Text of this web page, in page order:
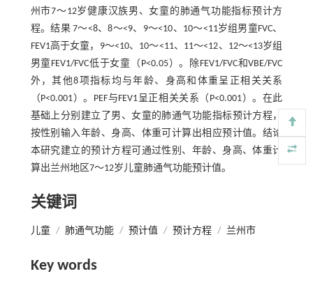
州市7～12岁健康汉族男、女童的肺通气功能指标预计方
程。结果 7～<8、8～<9、9～<10、10～<11岁组男童FVC、
FEV1高于女童，9～<10、10～<11、11～<12、12～<13岁组
男童FEV1/FVC低于女童（P<0.05）。除FEV1/FVC和VBE/FVC
外，其他8项指标均与年龄、身高和体重呈正相关关系
（P<0.001）。PEF与FEV1呈正相关关系（P<0.001）。在此
基础上分别建立了男、女童的肺通气功能指标预计方程，
按性别输入年龄、身高、体重可计算出相应预计值。结论
本研究建立的预计方程可通过性别、年龄、身高、体重计
算出兰州地区7～12岁儿童肺通气功能预计值。
关键词
儿童 / 肺通气功能 / 预计值 / 预计方程 / 兰州市
Key words